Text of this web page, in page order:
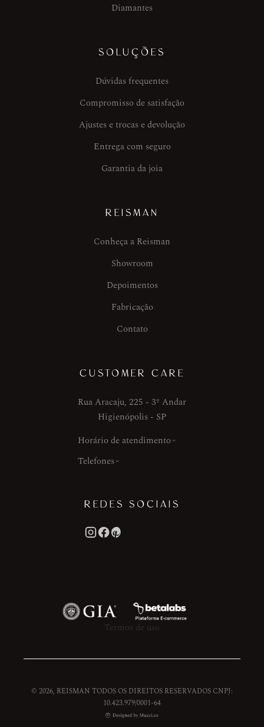
Diamantes
SOLUÇÕES
Dúvidas frequentes
Compromisso de satisfação
Ajustes e trocas e devolução
Entrega com seguro
Garantia da joia
REISMAN
Conheça a Reisman
Showroom
Depoimentos
Fabricação
Contato
CUSTOMER CARE
Rua Aracaju, 225 - 3º Andar
Higienópolis - SP
Horário de atendimento
Telefones
REDES SOCIAIS
Termos de uso
© 2026, REISMAN TODOS OS DIREITOS RESERVADOS CNPJ:
10.423.979/0001-64